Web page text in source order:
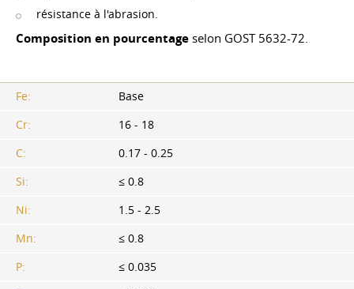
résistance à l'abrasion.
Composition en pourcentage selon GOST 5632-72.
Fe:
Base
Cr:
16 - 18
C:
0.17 - 0.25
Si:
≤ 0.8
Ni:
1.5 - 2.5
Mn:
≤ 0.8
P:
≤ 0.035